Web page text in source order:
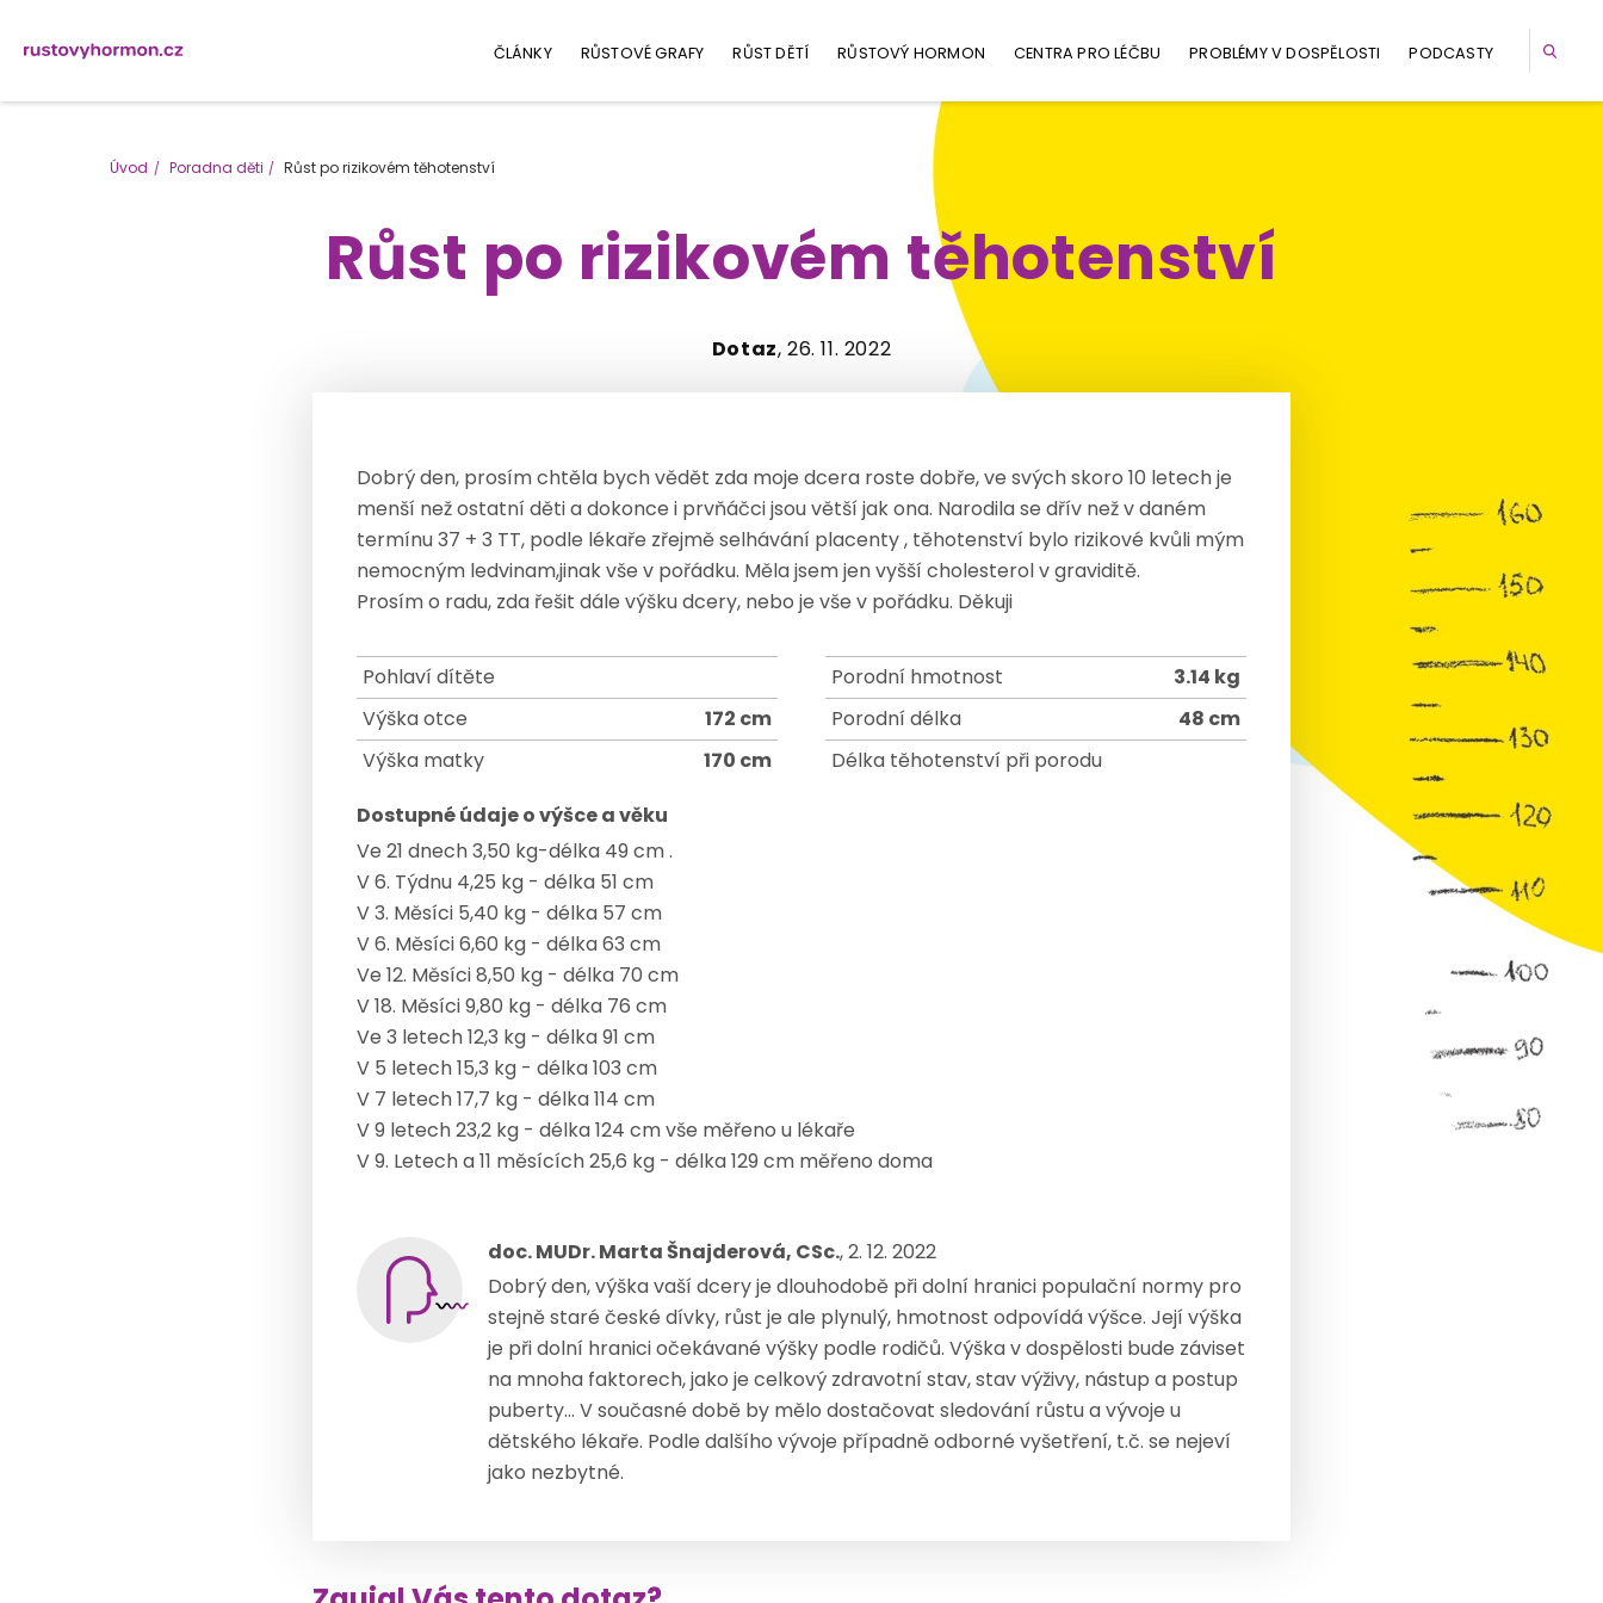
ČLÁNKY RŮSTOVÉ GRAFY RŮST DĚTÍ RŮSTOVÝ HORMON CENTRA PRO LÉČBU PROBLÉMY V DOSPĚLOSTI PODCASTY
Úvod Poradna děti Růst po rizikovém těhotenství
Růst po rizikovém těhotenství
Dotaz, 26. 11. 2022
Dobrý den, prosím chtěla bych vědět zda moje dcera roste dobře, ve svých skoro 10 letech je
menší než ostatní děti a dokonce i prvňáčci jsou větší jak ona. Narodila se dřív než v daném
termínu 37 + 3 TT, podle lékaře zřejmě selhávání placenty , těhotenství bylo rizikové kvůli mým
nemocným ledvinam,jinak vše v pořádku. Měla jsem jen vyšší cholesterol v graviditě.
Prosím o radu, zda řešit dále výšku dcery, nebo je vše v pořádku. Děkuji
Pohlaví dítěte
Výška otce
172 cm
Výška matky
170 cm
Porodní hmotnost
3.14 kg
Porodní délka
48 cm
Délka těhotenství při porodu
Dostupné údaje o výšce a věku
Ve 21 dnech 3,50 kg-délka 49 cm .
V 6. Týdnu 4,25 kg - délka 51 cm
V 3. Měsíci 5,40 kg - délka 57 cm
V 6. Měsíci 6,60 kg - délka 63 cm
Ve 12. Měsíci 8,50 kg - délka 70 cm
V 18. Měsíci 9,80 kg - délka 76 cm
Ve 3 letech 12,3 kg - délka 91 cm
V 5 letech 15,3 kg - délka 103 cm
V 7 letech 17,7 kg - délka 114 cm
V 9 letech 23,2 kg - délka 124 cm vše měřeno u lékaře
V 9. Letech a 11 měsících 25,6 kg - délka 129 cm měřeno doma
doc. MUDr. Marta Šnajderová, CSc., 2. 12. 2022
Dobrý den, výška vaší dcery je dlouhodobě při dolní hranici populační normy pro
stejně staré české dívky, růst je ale plynulý, hmotnost odpovídá výšce. Její výška
je při dolní hranici očekávané výšky podle rodičů. Výška v dospělosti bude záviset
na mnoha faktorech, jako je celkový zdravotní stav, stav výživy, nástup a postup
puberty… V současné době by mělo dostačovat sledování růstu a vývoje u
dětského lékaře. Podle dalšího vývoje případně odborné vyšetření, t.č. se nejeví
jako nezbytné.